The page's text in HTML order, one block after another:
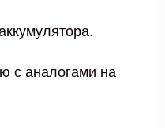
с аналогами на